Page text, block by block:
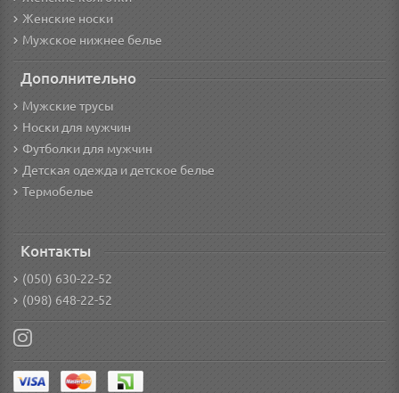
Женские носки
Мужское нижнее белье
Дополнительно
Мужские трусы
Носки для мужчин
Футболки для мужчин
Детская одежда и детское белье
Термобелье
Контакты
(050) 630-22-52
(098) 648-22-52